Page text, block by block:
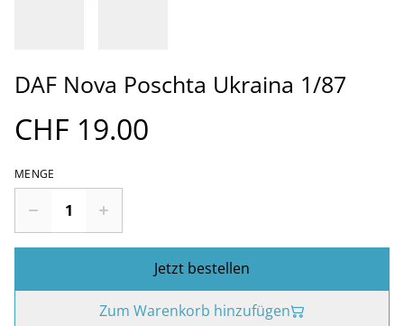
DAF Nova Poschta Ukraina 1/87
CHF 19.00
MENGE
Jetzt bestellen
Zum Warenkorb hinzufügen